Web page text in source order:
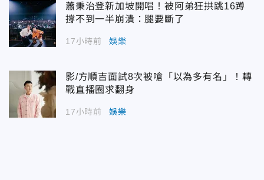
蕭秉治登新加坡開唱！被阿弟狂拱跳16蹲
撐不到一半崩潰：腿要斷了
17小時前 娛樂
影/方順吉面試8次被嗆「以為多有名」！轉
戰直播圈求翻身
17小時前 娛樂